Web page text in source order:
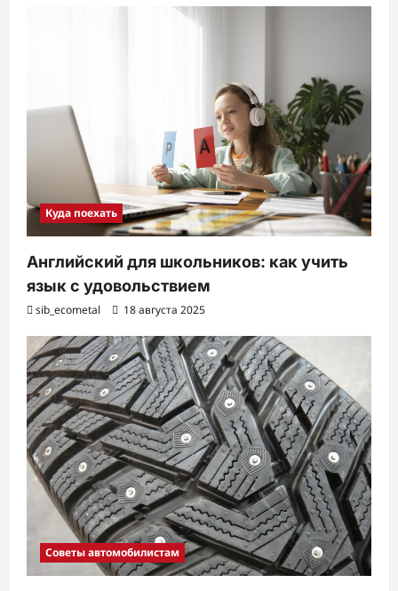
Куда поехать
Английский для школьников: как учить
язык с удовольствием
sib_ecometal 18 августа 2025
Советы автомобилистам